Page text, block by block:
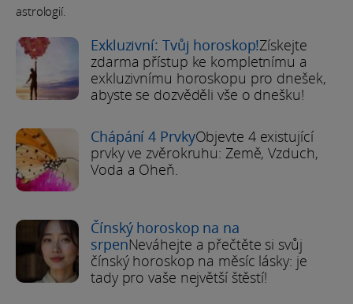
astrologií.
Exkluzivní: Tvůj horoskop!Získejte
zdarma přístup ke kompletnímu a
exkluzivnímu horoskopu pro dnešek,
abyste se dozvěděli vše o dnešku!
Chápání 4 PrvkyObjevte 4 existující
prvky ve zvěrokruhu: Země, Vzduch,
Voda a Oheň.
Čínský horoskop na na
srpenNeváhejte a přečtěte si svůj
čínský horoskop na měsíc lásky: je
tady pro vaše největší štěstí!